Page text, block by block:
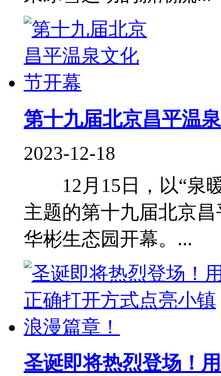
第十九届北京昌平温
2023-12-18
12月15日，以“泉暖
主题的第十九届北京
华彬生态园开幕。...
圣诞即将热烈登场！